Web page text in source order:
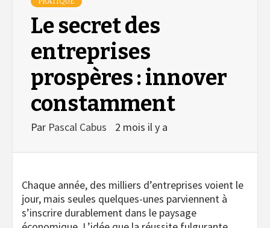
Le secret des
entreprises
prospères : innover
constamment
Par Pascal Cabus 2 mois il y a
Chaque année, des milliers d’entreprises voient le
jour, mais seules quelques-unes parviennent à
s’inscrire durablement dans le paysage